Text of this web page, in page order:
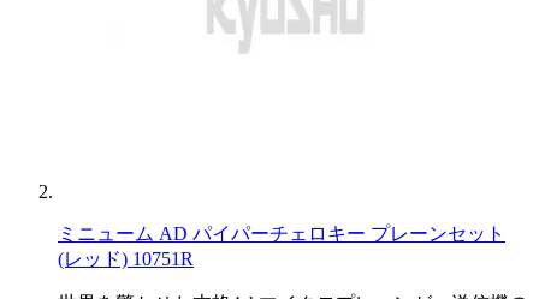
ミニューム AD パイパーチェロキー プレーンセット
(レッド) 10751R